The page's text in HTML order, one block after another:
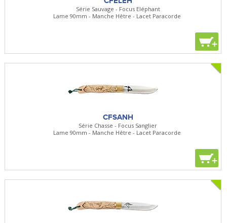
Série Sauvage - Focus Eléphant
Lame 90mm - Manche Hêtre - Lacet Paracorde
+
CFSANH
Série Chasse - Focus Sanglier
Lame 90mm - Manche Hêtre - Lacet Paracorde
+